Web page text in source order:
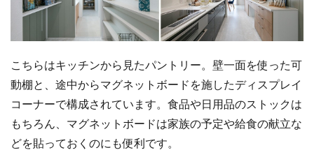
こちらはキッチンから見たパントリー。壁一面を使った可
動棚と、途中からマグネットボードを施したディスプレイ
コーナーで構成されています。食品や日用品のストックは
もちろん、マグネットボードは家族の予定や給食の献立な
どを貼っておくのにも便利です。